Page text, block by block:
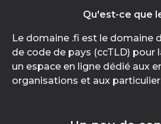
Qu'est-ce que
Le domaine .fi est le domaine
de code de pays (ccTLD) pour
un espace en ligne dédié aux
organisations et aux